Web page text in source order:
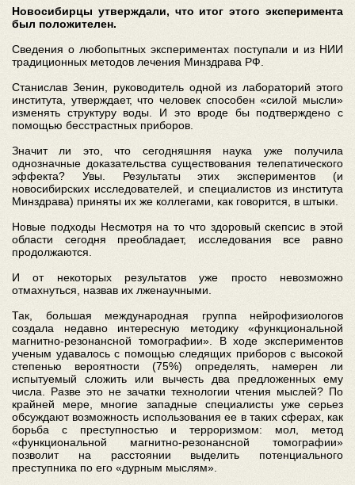
Новосибирцы утверждали, что итог этого эксперимента
был положителен.
Сведения о любопытных экспериментах поступали и из НИИ
традиционных методов лечения Минздрава РФ.
Станислав Зенин, руководитель одной из лабораторий этого
института, утверждает, что человек способен «силой мысли»
изменять структуру воды. И это вроде бы подтверждено с
помощью бесстрастных приборов.
Значит ли это, что сегодняшняя наука уже получила
однозначные доказательства существования телепатического
эффекта? Увы. Результаты этих экспериментов (и
новосибирских исследователей, и специалистов из института
Минздрава) приняты их же коллегами, как говорится, в штыки.
Новые подходы Несмотря на то что здоровый скепсис в этой
области сегодня преобладает, исследования все равно
продолжаются.
И от некоторых результатов уже просто невозможно
отмахнуться, назвав их лженаучными.
Так, большая международная группа нейрофизиологов
создала недавно интересную методику «функциональной
магнитно-резонансной томографии». В ходе экспериментов
ученым удавалось с помощью следящих приборов с высокой
степенью вероятности (75%) определять, намерен ли
испытуемый сложить или вычесть два предложенных ему
числа. Разве это не зачатки технологии чтения мыслей? По
крайней мере, многие западные специалисты уже серьез
обсуждают возможность использования ее в таких сферах, как
борьба с преступностью и терроризмом: мол, метод
«функциональной магнитно-резонансной томографии»
позволит на расстоянии выделить потенциального
преступника по его «дурным мыслям».